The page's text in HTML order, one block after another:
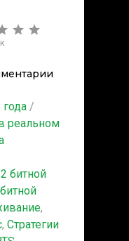
/
реальном
битной
,
, Стратегии